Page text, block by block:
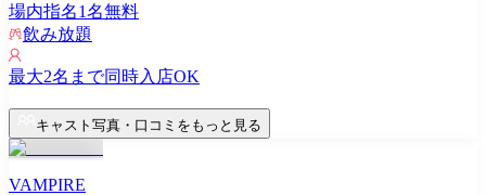
場内指名1名無料
飲み放題
最大2名まで同時入店OK
キャスト写真・口コミをもっと見る
VAMPIRE